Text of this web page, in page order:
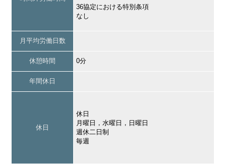
36協定における特別条項
なし
月平均労働日数
休憩時間 0分
年間休日
休日
休日
月曜日，水曜日，日曜日
週休二日制
毎週